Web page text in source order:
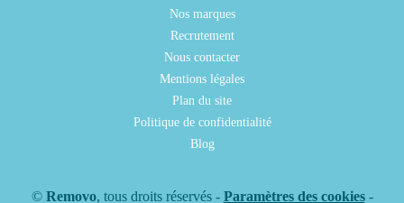
Nos marques
Recrutement
Nous contacter
Mentions légales
Plan du site
Politique de confidentialité
Blog
© Removo, tous droits réservés - Paramètres des cookies-